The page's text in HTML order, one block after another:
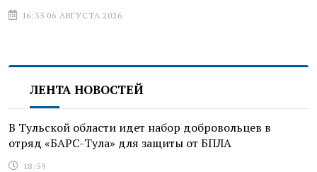
16:35 06 АВГУСТА 2026
ЛЕНТА НОВОСТЕЙ
В Тульской области идет набор добровольцев в
отряд «БАРС-Тула» для защиты от БПЛА
18:59